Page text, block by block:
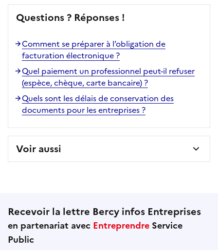
Questions ? Réponses !
Comment se préparer à l’obligation de
facturation électronique ?
Quel paiement un professionnel peut-il refuser
(espèce, chèque, carte bancaire) ?
Quels sont les délais de conservation des
documents pour les entreprises ?
Voir aussi
Recevoir la lettre Bercy infos Entreprises
en partenariat avec Entreprendre Service
Public